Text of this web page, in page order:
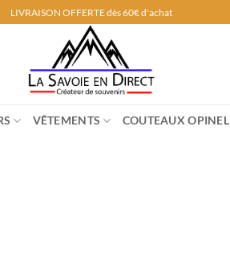
LIVRAISON OFFERTE dès 60€ d'achat
VÊTEMENTS COUTEAUX OPINEL